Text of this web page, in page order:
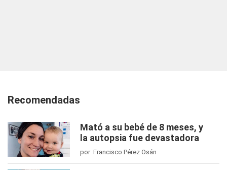
Recomendadas
Mató a su bebé de 8 meses, y
la autopsia fue devastadora
por Francisco Pérez Osán